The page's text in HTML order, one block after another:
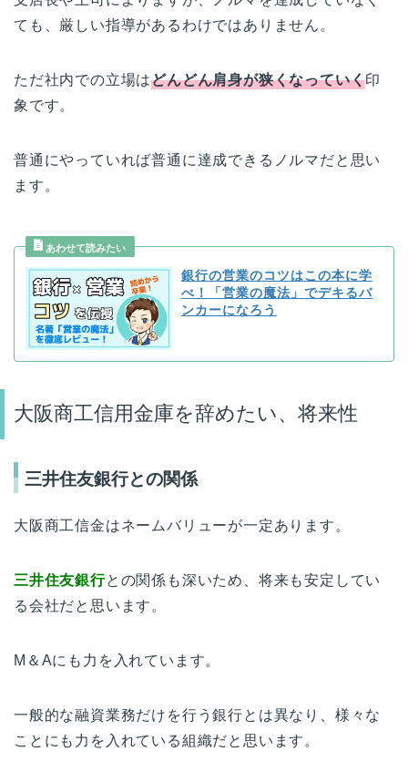
ても、厳しい指導があるわけではありません。
ただ社内での立場はどんどん肩身が狭くなっていく印
象です。
普通にやっていれば普通に達成できるノルマだと思い
ます。
銀行の営業のコツはこの本に学
べ！「営業の魔法」でデキるバ
ンカーになろう
大阪商工信用金庫を辞めたい、将来性
三井住友銀行との関係
大阪商工信金はネームバリューが一定あります。
三井住友銀行との関係も深いため、将来も安定してい
る会社だと思います。
M＆Aにも力を入れています。
一般的な融資業務だけを行う銀行とは異なり、様々な
ことにも力を入れている組織だと思います。